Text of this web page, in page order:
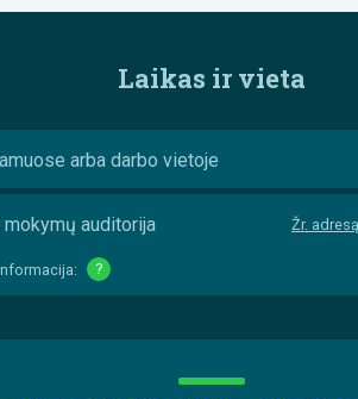
Laikas ir vieta
arba darbo vietoje
mokymų auditorija
?
Žr. adresą